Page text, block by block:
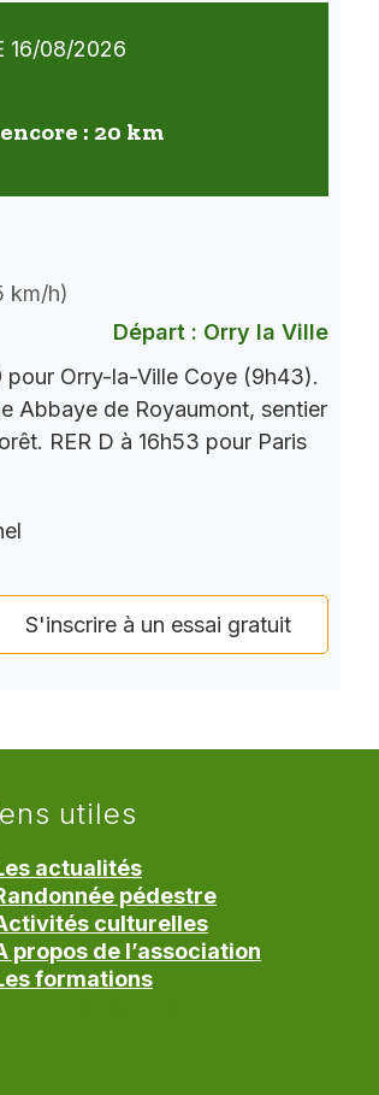
16/08/2026
: 20 km
km/h)
Départ : Orry la Ville
pour Orry-la-Ville Coye (9h43).
Abbaye de Royaumont, sentier
RER D à 16h53 pour Paris
S'inscrire à un essai gratuit
utiles
actualités
pédestre
culturelles
propos de l’association
formations